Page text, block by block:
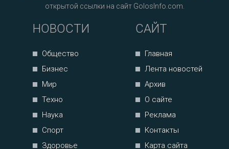
открытой ссылки на сайт GolosInfo.com.
НОВОСТИ
Общество
Бизнес
Мир
Техно
Наука
Спорт
Здоровье
САЙТ
Главная
Лента новостей
Архив
О сайте
Реклама
Контакты
Карта сайта